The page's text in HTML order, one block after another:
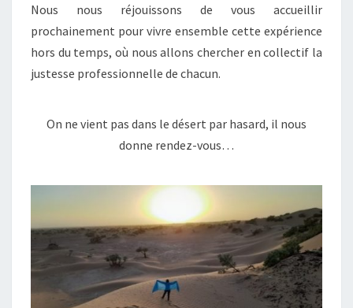
Nous nous réjouissons de vous accueillir
prochainement pour vivre ensemble cette expérience
hors du temps, où nous allons chercher en collectif la
justesse professionnelle de chacun.
On ne vient pas dans le désert par hasard, il nous
donne rendez-vous…